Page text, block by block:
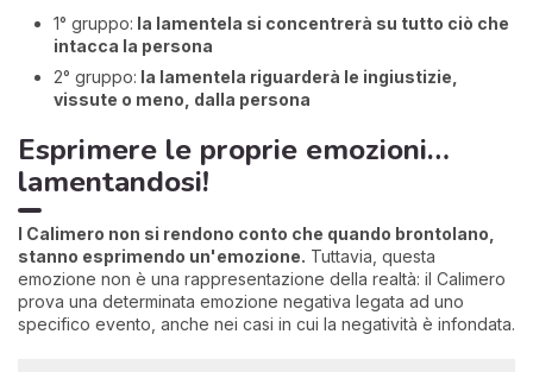
1° gruppo: la lamentela si concentrerà su tutto ciò che
intacca la persona
2° gruppo: la lamentela riguarderà le ingiustizie,
vissute o meno, dalla persona
Esprimere le proprie emozioni…
lamentandosi!
I Calimero non si rendono conto che quando brontolano,
stanno esprimendo un'emozione. Tuttavia, questa
emozione non è una rappresentazione della realtà: il Calimero
prova una determinata emozione negativa legata ad uno
specifico evento, anche nei casi in cui la negatività è infondata.